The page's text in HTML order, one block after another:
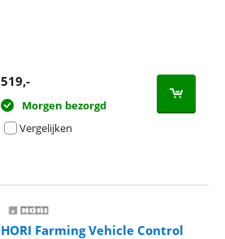
519,-
Morgen bezorgd
Vergelijken
HORI Farming Vehicle Control